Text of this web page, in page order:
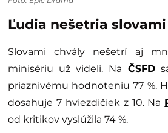
Ľudia nešetria
Slovami chvály nešetrí aj
minisériu už videli. Na ČSFD
priaznivému hodnoteniu 77 %.
dosahuje 7 hviezdičiek z 10. Na
od kritikov vyslúžila 74 %.